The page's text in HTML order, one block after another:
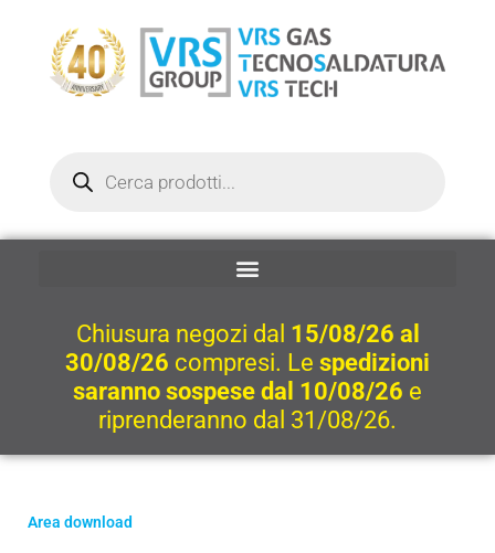
contenuto
Chiusura negozi dal 15/08/26 al
30/08/26 compresi. Le spedizioni
saranno sospese dal 10/08/26 e
riprenderanno dal 31/08/26.
Area download